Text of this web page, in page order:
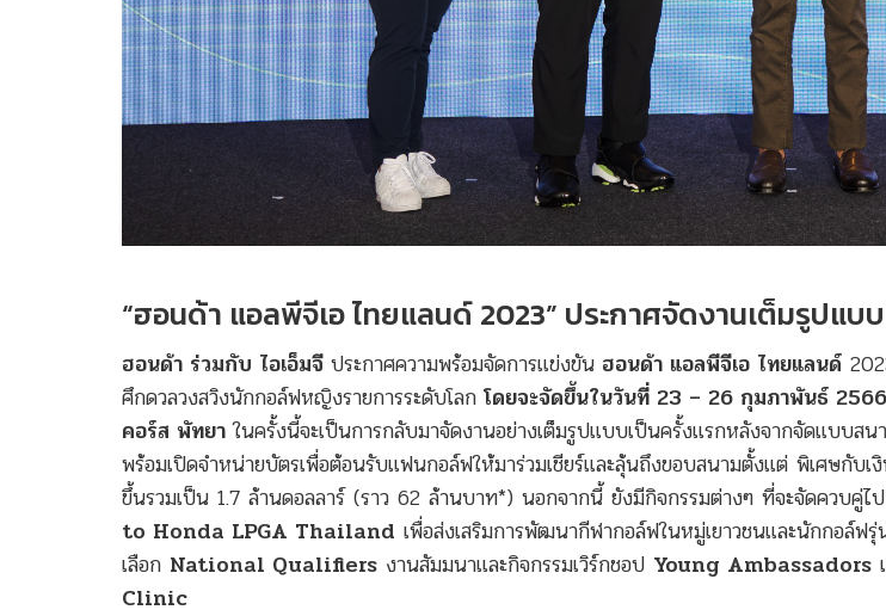
“ฮอนด้า แอลพีจีเอ ไทยแลนด์ 2023” ประกาศจัดงานเต็มรูปแบบ
ฮอนด้า ร่วมกับ ไอเอ็มจี ประกาศความพร้อมจัดการแข่งขัน ฮอนด้า แอลพีจีเอ ไทยแลนด์
ศึกดวลวงสวิงนักกอล์ฟหญิงรายการระดับโลกโดยจะจัดขึ้นในวันที่ 23 – 26 กุมภาพันธ์
คอร์ส พัทยาในครั้งนี้จะเป็นการกลับมาจัดงานอย่างเต็มรูปแบบเป็นครั้งแรกหลังจากจัดแบบส
พร้อมเปิดจำหน่ายบัตรเพื่อต้อนรับแฟนกอล์ฟให้มาร่วมเชียร์และลุ้นถึงขอบสนามตั้งแต่ พิเศษกับเ
ขึ้นรวมเป็น 1.7 ล้านดอลลาร์ (ราว 62 ล้านบาท*) นอกจากนี้ ยังมีกิจกรรมต่างๆ ที่จะจัดควบคู่ไ
to Honda LPGA Thailand เพื่อส่งเสริมการพัฒนากีฬากอล์ฟในหมู่เยาวชนและนักกอล์ฟ
เลือก National Qualifiers งานสัมมนาและกิจกรรมเวิร์กชอป Young Ambassadors
Clinic